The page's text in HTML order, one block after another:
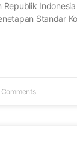
Republik
Standar